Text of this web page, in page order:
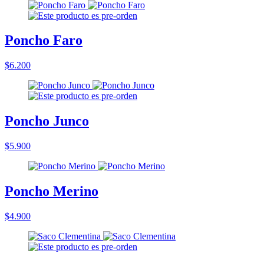
Poncho Faro
$6.200
Poncho Junco
$5.900
Poncho Merino
$4.900